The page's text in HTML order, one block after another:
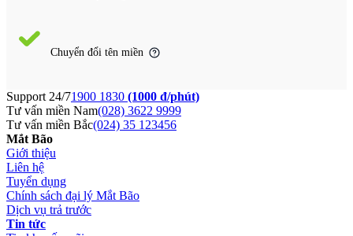
Chuyển đổi tên miền
Support 24/71900 1830 (1000 đ/phút)
Tư vấn miền Nam(028) 3622 9999
Tư vấn miền Bắc(024) 35 123456
Mắt Bão
Giới thiệu
Liên hệ
Tuyển dụng
Chính sách đại lý Mắt Bão
Dịch vụ trả trước
Tin tức